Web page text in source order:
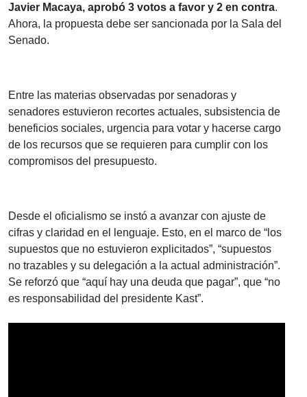
Javier Macaya, aprobó 3 votos a favor y 2 en contra.
Ahora, la propuesta debe ser sancionada por la Sala del
Senado.
Entre las materias observadas por senadoras y
senadores estuvieron recortes actuales, subsistencia de
beneficios sociales, urgencia para votar y hacerse cargo
de los recursos que se requieren para cumplir con los
compromisos del presupuesto.
Desde el oficialismo se instó a avanzar con ajuste de
cifras y claridad en el lenguaje. Esto, en el marco de “los
supuestos que no estuvieron explicitados”, “supuestos
no trazables y su delegación a la actual administración”.
Se reforzó que “aquí hay una deuda que pagar”, que “no
es responsabilidad del presidente Kast”.